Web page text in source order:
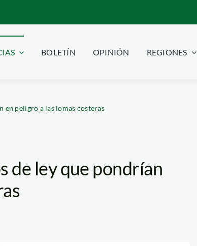
BOLETÍN OPINIÓN REGIONES
en peligro a las lomas costeras
de ley que pondrían